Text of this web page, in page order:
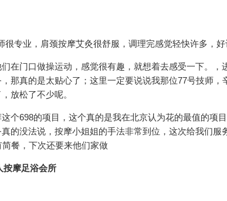
专业，肩颈按摩艾灸很舒服，调理完感觉轻快许多，好
在门口做操运动，感觉很有趣，就想着去感受一下。，
那真的是太贴心了；这里一定要说说我那位77号技师，
放松了不少呢。
个698的项目，这个真的是我在北京认为花的最值的项
的没法说，按摩小姐姐的手法非常到位，这次给我们服
餐，下次还要来他们家做